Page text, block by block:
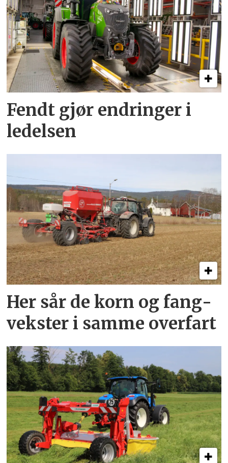
Fendt gjør endringer i
ledelsen
Her sår de korn og fang­
vekster i samme overfart